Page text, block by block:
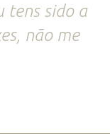
tens sido a
não me